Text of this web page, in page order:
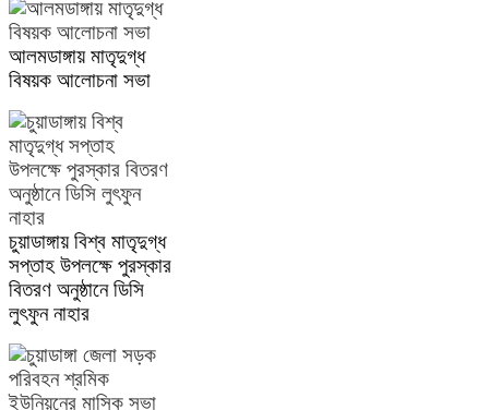
আলমডাঙ্গায় মাতৃদুগ্ধ
বিষয়ক আলোচনা সভা
চুয়াডাঙ্গায় বিশ্ব মাতৃদুগ্ধ
সপ্তাহ উপলক্ষে পুরস্কার
বিতরণ অনুষ্ঠানে ডিসি
লুৎফুন নাহার